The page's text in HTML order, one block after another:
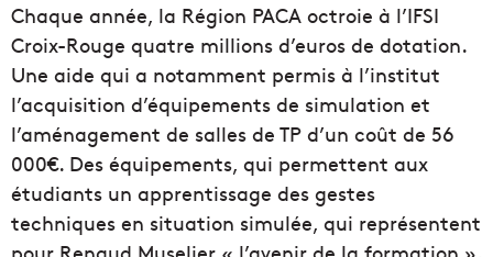
Chaque année, la Région PACA octroie à l’IFSI
Croix-Rouge quatre millions d’euros de dotation.
Une aide qui a notamment permis à l’institut
l’acquisition d’équipements de simulation et
l’aménagement de salles de TP d’un coût de 56
000€. Des équipements, qui permettent aux
étudiants un apprentissage des gestes
techniques en situation simulée, qui représentent